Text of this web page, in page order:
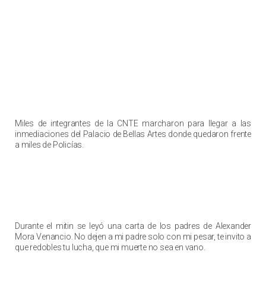
Miles de integrantes de la CNTE marcharon para llegar a las
inmediaciones del Palacio de Bellas Artes donde quedaron frente
a miles de Policías.
Durante el mitin se leyó una carta de los padres de Alexander
Mora Venancio. No dejen a mi padre solo con mi pesar, te invito a
que redobles tu lucha, que mi muerte no sea en vano.